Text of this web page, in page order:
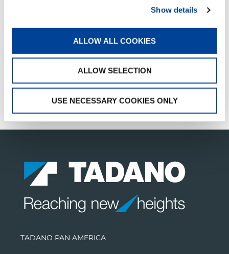
Show details
ALLOW ALL COOKIES
ALLOW SELECTION
USE NECESSARY COOKIES ONLY
VENTAS Y SERVICIOS
FANSHOP
SERVICIOS
TADANO PAN AMERICA